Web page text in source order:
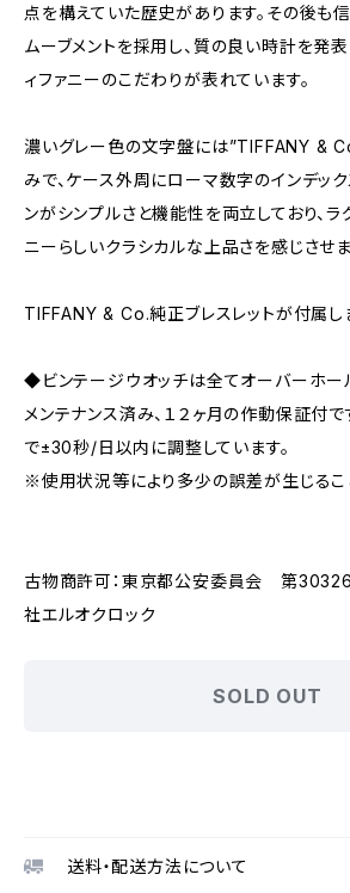
点を構えていた歴史があります。その後も
ムーブメントを採用し、質の良い時計を発
ィファニーのこだわりが表れています。
濃いグレー色の文字盤には”TIFFANY &
みで、ケース外周にローマ数字のインデッ
ンがシンプルさと機能性を両立しており、ラ
ニーらしいクラシカルな上品さを感じさせま
TIFFANY & Co.純正ブレスレットが付属し
◆ビンテージウオッチは全てオーバーホ
メンテナンス済み、１２ヶ月の作動保証付
で±30秒/日以内に調整しています。
※使用状況等により多少の誤差が生じるこ
古物商許可：東京都公安委員会 第
社エルオクロック
SOLD OUT
送料・配送方法について